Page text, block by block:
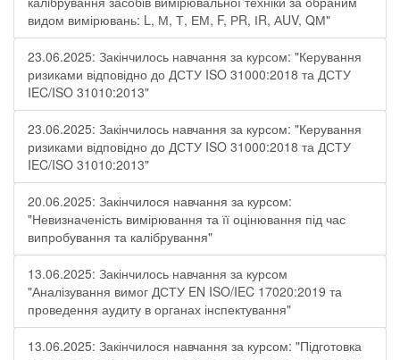
видом вимірювань: L, М, Т, ЕМ, F, РR, ІR, АUV, QМ"
23.06.2025: Закінчилось навчання за курсом: "Керування
ризиками відповідно до ДСТУ ISO 31000:2018 та ДСТУ
IEC/ISO 31010:2013"
23.06.2025: Закінчилось навчання за курсом: "Керування
ризиками відповідно до ДСТУ ISO 31000:2018 та ДСТУ
IEC/ISO 31010:2013"
20.06.2025: Закінчилося навчання за курсом:
"Невизначеність вимірювання та її оцінювання під час
випробування та калібрування"
13.06.2025: Закінчилось навчання за курсом
"Аналізування вимог ДСТУ EN ISO/IEC 17020:2019 та
проведення аудиту в органах інспектування"
13.06.2025: Закінчилося навчання за курсом: "Підготовка